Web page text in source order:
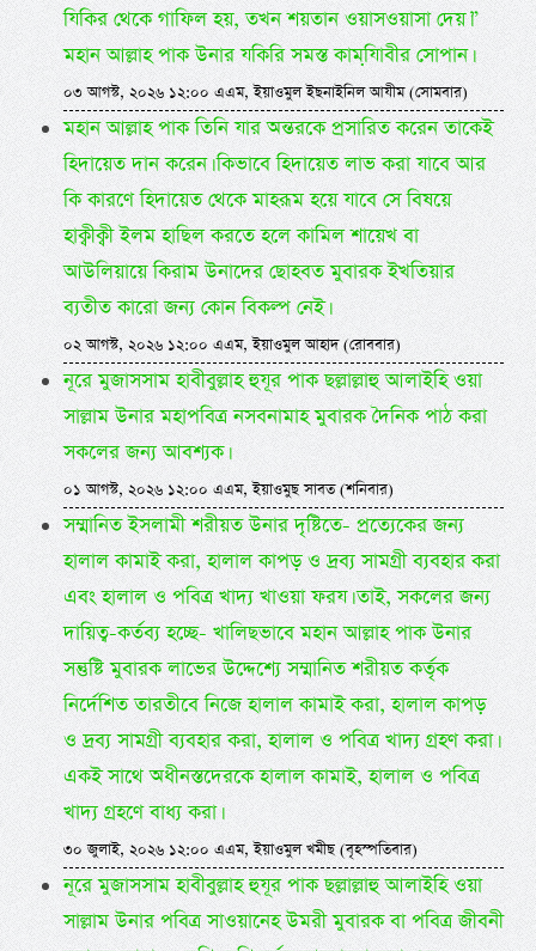
যিকির থেকে গাফিল হয়, তখন শয়তান ওয়াসওয়াসা দেয়।”
মহান আল্লাহ পাক উনার যকিরি সমস্ত কামযি়াবীর সোপান।
০৩ আগস্ট, ২০২৬ ১২:০০ এএম, ইয়াওমুল ইছনাইনিল আযীম (সোমবার)
মহান আল্লাহ পাক তিনি যার অন্তরকে প্রসারিত করেন তাকেই
হিদায়েত দান করেন। কিভাবে হিদায়েত লাভ করা যাবে আর
কি কারণে হিদায়েত থেকে মাহরূম হয়ে যাবে সে বিষয়ে
হাক্বীক্বী ইলম হাছিল করতে হলে কামিল শায়েখ বা
আউলিয়ায়ে কিরাম উনাদের ছোহবত মুবারক ইখতিয়ার
ব্যতীত কারো জন্য কোন বিকল্প নেই।
০২ আগস্ট, ২০২৬ ১২:০০ এএম, ইয়াওমুল আহাদ (রোববার)
নূরে মুজাসসাম হাবীবুল্লাহ হুযূর পাক ছল্লাল্লাহু আলাইহি ওয়া
সাল্লাম উনার মহাপবিত্র নসবনামাহ মুবারক দৈনিক পাঠ করা
সকলের জন্য আবশ্যক।
০১ আগস্ট, ২০২৬ ১২:০০ এএম, ইয়াওমুছ সাবত (শনিবার)
সম্মানিত ইসলামী শরীয়ত উনার দৃষ্টিতে- প্রত্যেকের জন্য
হালাল কামাই করা, হালাল কাপড় ও দ্রব্য সামগ্রী ব্যবহার করা
এবং হালাল ও পবিত্র খাদ্য খাওয়া ফরয। তাই, সকলের জন্য
দায়িত্ব-কর্তব্য হচ্ছে- খালিছভাবে মহান আল্লাহ পাক উনার
সন্তুষ্টি মুবারক লাভের উদ্দেশ্যে সম্মানিত শরীয়ত কর্তৃক
নির্দেশিত তারতীবে নিজে হালাল কামাই করা, হালাল কাপড়
ও দ্রব্য সামগ্রী ব্যবহার করা, হালাল ও পবিত্র খাদ্য গ্রহণ করা।
একই সাথে অধীনস্তদেরকে হালাল কামাই, হালাল ও পবিত্র
খাদ্য গ্রহণে বাধ্য করা।
৩০ জুলাই, ২০২৬ ১২:০০ এএম, ইয়াওমুল খমীছ (বৃহস্পতিবার)
নূরে মুজাসসাম হাবীবুল্লাহ হুযূর পাক ছল্লাল্লাহু আলাইহি ওয়া
সাল্লাম উনার পবিত্র সাওয়ানেহ উমরী মুবারক বা পবিত্র জীবনী